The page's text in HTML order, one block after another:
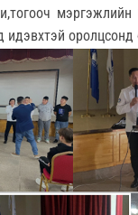
мэргэжлийн
идэвхтэй